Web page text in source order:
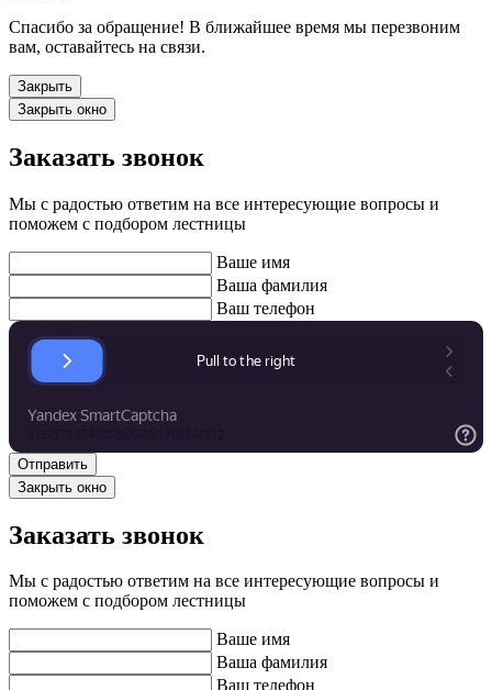
Спасибо за обращение! В ближайшее время мы перезвоним
вам, оставайтесь на связи.
Закрыть
Закрыть окно
Заказать звонок
Мы с радостью ответим на все интересующие вопросы и
поможем с подбором лестницы
Ваше имя
Ваша фамилия
Ваш телефон
Закрыть окно
Заказать звонок
Мы с радостью ответим на все интересующие вопросы и
поможем с подбором лестницы
Ваше имя
Ваша фамилия
Ваш телефон